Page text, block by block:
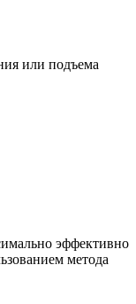
или подъема
эффективно
метода